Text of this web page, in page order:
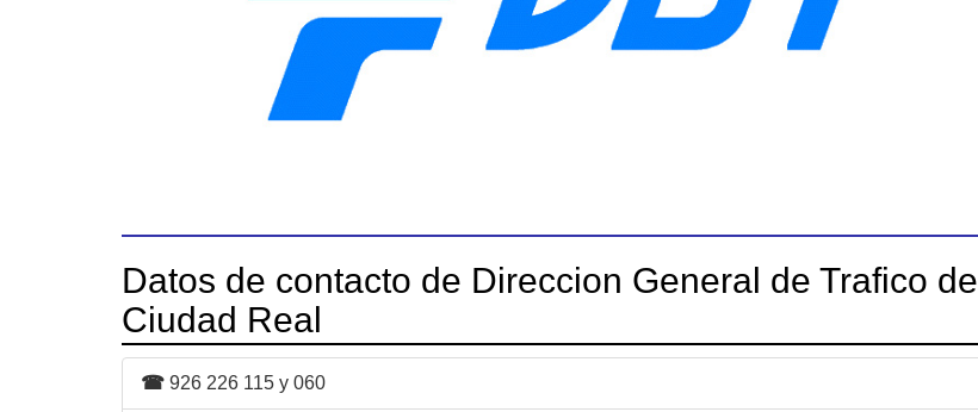
Datos de contacto de Direccion General de Trafico de
Ciudad Real
☎ 926 226 115 y 060